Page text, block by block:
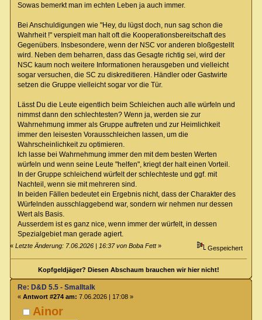
Sowas bemerkt man im echten Leben ja auch immer.
Bei Anschuldigungen wie "Hey, du lügst doch, nun sag schon die
Wahrheit !" verspielt man halt oft die Kooperationsbereitschaft des
Gegenübers. Insbesondere, wenn der NSC vor anderen bloßgestellt
wird. Neben dem beharren, dass das Gesagte richtig sei, wird der
NSC kaum noch weitere Informationen herausgeben und vielleicht
sogar versuchen, die SC zu diskreditieren. Händler oder Gastwirte
setzen die Gruppe vielleicht sogar vor die Tür.
Lässt Du die Leute eigentlich beim Schleichen auch alle würfeln und
nimmst dann den schlechtesten? Wenn ja, werden sie zur
Wahrnehmung immer als Gruppe auftreten und zur Heimlichkeit
immer den leisesten Vorausschleichen lassen, um die
Wahrscheinlichkeit zu optimieren.
Ich lasse bei Wahrnehmung immer den mit dem besten Werten
würfeln und wenn seine Leute "helfen", kriegt der halt einen Vorteil.
In der Gruppe schleichend würfelt der schlechteste und ggf. mit
Nachteil, wenn sie mit mehreren sind.
In beiden Fällen bedeutet ein Ergebnis nicht, dass der Charakter des
Würfelnden ausschlaggebend war, sondern wir nehmen nur dessen
Wert als Basis.
Ausserdem ist es ganz nice, wenn immer der würfelt, in dessen
Spezialgebiet man gerade agiert.
«Letzte Änderung: 7.06.2026 | 16:37 von Boba Fett» Gespeichert
Kopfgeldjäger? Diesen Abschaum brauchen wir hier nicht!
Ainor
Re: D&D 5.5 - Smalltalk
« Antwort #274 am: 7.06.2026 | 17:08 »